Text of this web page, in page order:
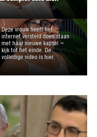
Deze vrouw heeft het
internet versteld doen staan
met haar nieuwe kapsel —
kijk tot het einde. De
volledige video is hier.